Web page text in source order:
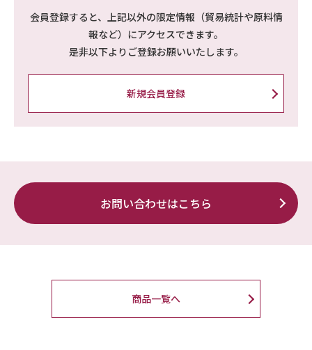
会員登録すると、上記以外の限定情報（貿易統計や原料情
報など）にアクセスできます。
是非以下よりご登録お願いいたします。
新規会員登録
お問い合わせはこちら
商品一覧へ